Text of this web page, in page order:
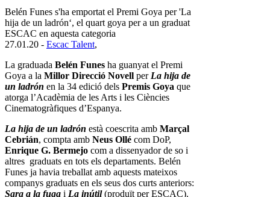
Belén Funes s'ha emportat el Premi Goya per 'La
hija de un ladrón‘, el quart goya per a un graduat
ESCAC en aquesta categoria
27.01.20 - Escac Talent,
La graduada Belén Funes ha guanyat el Premi
Goya a la Millor Direcció Novell per La hija de
un ladrón en la 34 edició dels Premis Goya que
atorga l’Acadèmia de les Arts i les Ciències
Cinematogràfiques d’Espanya.
La hija de un ladrón està coescrita amb Marçal
Cebrián, compta amb Neus Ollé com DoP,
Enrique G. Bermejo com a dissenyador de so i
altres graduats en tots els departaments. Belén
Funes ja havia treballat amb aquests mateixos
companys graduats en els seus dos curts anteriors:
Sara a la fuga i La inútil(produït per ESCAC).